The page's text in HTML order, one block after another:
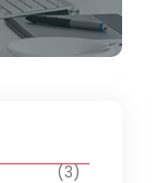
(3)